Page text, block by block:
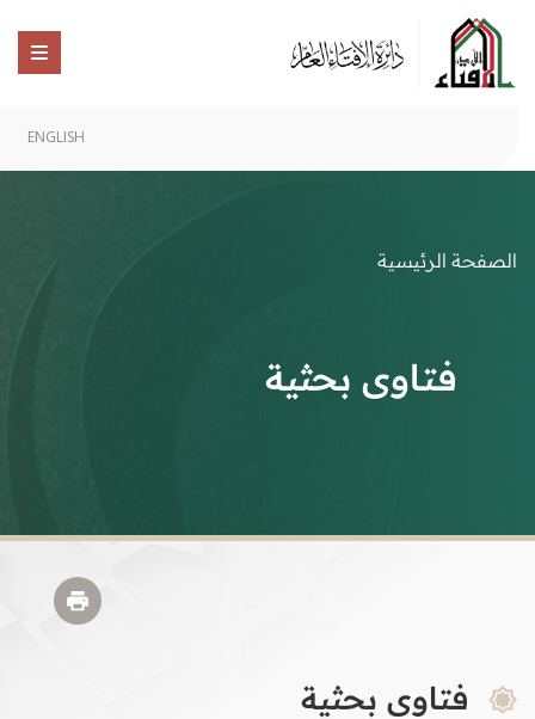
ENGLISH
الصفحة الرئيسية
فتاوى بحثية
فتاوى بحثية